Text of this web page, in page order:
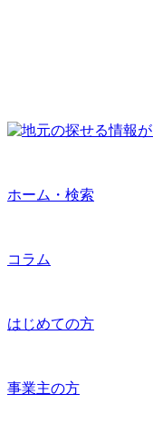
ホーム・検索
コラム
はじめての方
事業主の方